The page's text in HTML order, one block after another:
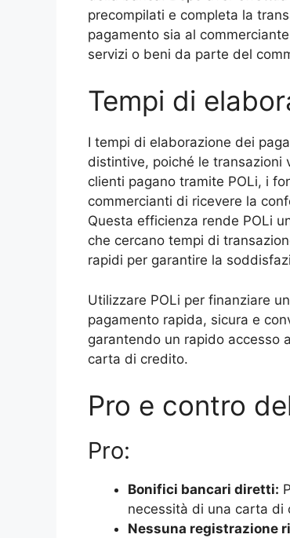
precompilati e completa la
pagamento sia al
servizi o beni da parte del
Tempi di
I tempi di elaborazione dei
distintive, poiché le transazioni
clienti pagano tramite POLi, i
commercianti di ricevere la
Questa efficienza rende POLi
che cercano tempi di
rapidi per garantire la
Utilizzare POLi per finanziare
pagamento rapida, sicura e
garantendo un rapido accesso
carta di credito.
Pro e contro
Pro:
Bonifici bancari diretti:
necessità di una carta di
Nessuna registrazione